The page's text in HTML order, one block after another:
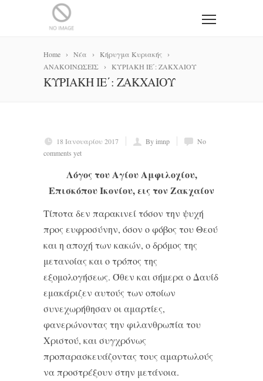
Home Νέα
Κήρυγμα Κυριακής
ΑΝΑΚΟΙΝΩΣΕΙΣ
ΚΥΡΙΑΚΗ ΙΕ΄: ΖΑΚΧΑΙΟΥ
ΚΥΡΙΑΚΗ ΙΕ΄: ΖΑΚΧΑΙΟΥ
18 Ιανουαρίου 2017 By imnp
No
comments yet
Λόγος του Αγίου Αμφιλοχίου,
Επισκόπου Ικονίου, εις τον Ζακχαίον
Τίποτα δεν παρακινεί τόσον την ψυχή
προς ευφροσύνην, όσον ο φόβος του Θεού
και η αποχή των κακών, ο δρόμος της
μετανοίας και ο τρόπος της
εξομολογήσεως. Όθεν και σήμερα ο Δαυίδ
εμακάριζεν αυτούς των οποίων
συνεχωρήθησαν οι αμαρτίες,
φανερώνοντας την φιλανθρωπία του
Χριστού, και συγχρόνως
προπαρασκευάζοντας τους αμαρτωλούς
να προστρέξουν στην μετάνοια.